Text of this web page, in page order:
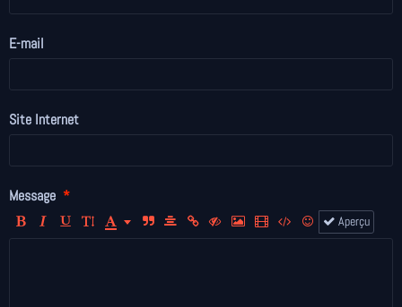
E-mail
Site Internet
Message
Aperçu